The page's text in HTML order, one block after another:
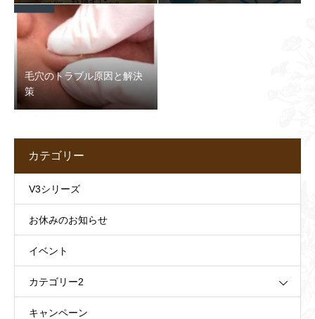
由
毛穴のトラブル原因と解決
策
カテゴリー
V3シリーズ
お休みのお知らせ
イベント
カテゴリー2
キャンペーン